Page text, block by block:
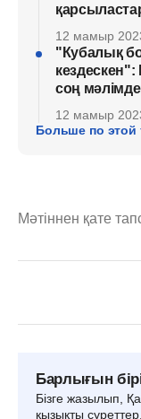
12 мамыр
"Кубалық
соң
12 мамыр
Больше по этой
Мәтіннен қате
Барлығын
Бізге жазылып,
қызықты